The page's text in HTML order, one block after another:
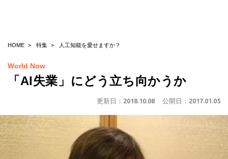
HOME 特集 人工知能を愛せますか？
World Now
「AI失業」にどう立ち向かうか
更新日： 2018.10.08 公開日： 2017.01.05